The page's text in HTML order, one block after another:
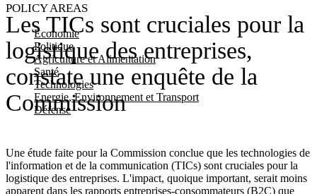
POLICY AREAS
Economie
Politique
Agriculture et Alimentation
Santé
Technologies
Energie, Environnement et Transport
Défense
Les TICs sont cruciales pour la
logistique des entreprises,
constate une enquête de la
Commission
Une étude faite pour la Commission conclue que les technologies de
l'information et de la communication (TICs) sont cruciales pour la
logistique des entreprises. L'impact, quoique important, serait moins
apparent dans les rapports entreprises-consommateurs (B2C) que